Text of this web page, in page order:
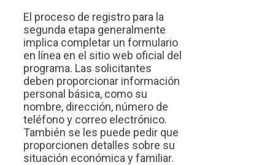
El proceso de registro para la
segunda etapa generalmente
implica completar un formulario
en línea en el sitio web oficial del
programa. Las solicitantes
deben proporcionar información
personal básica, como su
nombre, dirección, número de
teléfono y correo electrónico.
También se les puede pedir que
proporcionen detalles sobre su
situación económica y familiar.